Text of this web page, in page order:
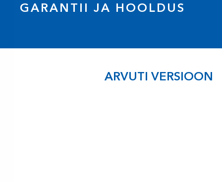
GARANTII JA HOOLDUS
ARVUTI VERSIOON